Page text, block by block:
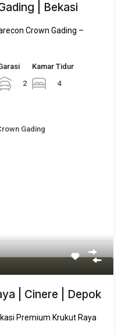
| Bekasi
Crown Gading –
2
Kamar Tidur
4
Gading
| Cinere | Depok
Premium Krukut Raya